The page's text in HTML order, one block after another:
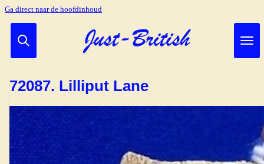
Ga direct naar de hoofdinhoud
72087. Lilliput Lane